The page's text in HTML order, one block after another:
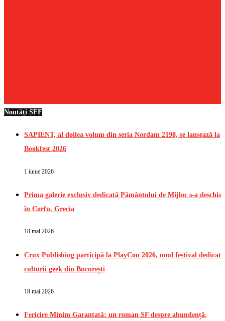
Noutăți SFF
SAPIENT, al doilea volum din seria Nordam 2190, se lansează la
Bookfest 2026
1 iunie 2026
Prima galerie exclusiv dedicată Pământului de Mijloc s-a deschis
în Corfu, Grecia
18 mai 2026
Crux Publishing participă la PlayCon 2026, noul festival dedicat
culturii geek din București
18 mai 2026
Fericire Minim Garantată: un roman SF despre abundență,